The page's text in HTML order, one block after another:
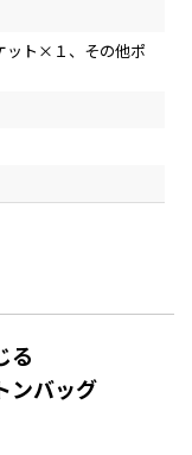
ット×１、その他ポ
る
ンバッグ